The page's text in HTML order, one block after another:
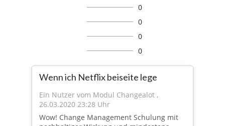
0
0
0
0
Wenn ich Netflix beiseite lege
Ein Nutzer vom Modul Changealot ,
26.03.2020 23:28 Uhr
Wow! Change Management Schulung mit